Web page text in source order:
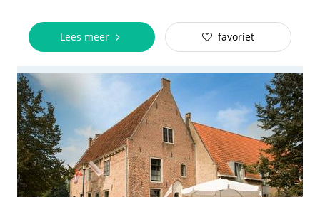
Lees meer favoriet